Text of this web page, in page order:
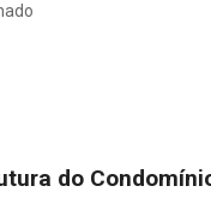
do